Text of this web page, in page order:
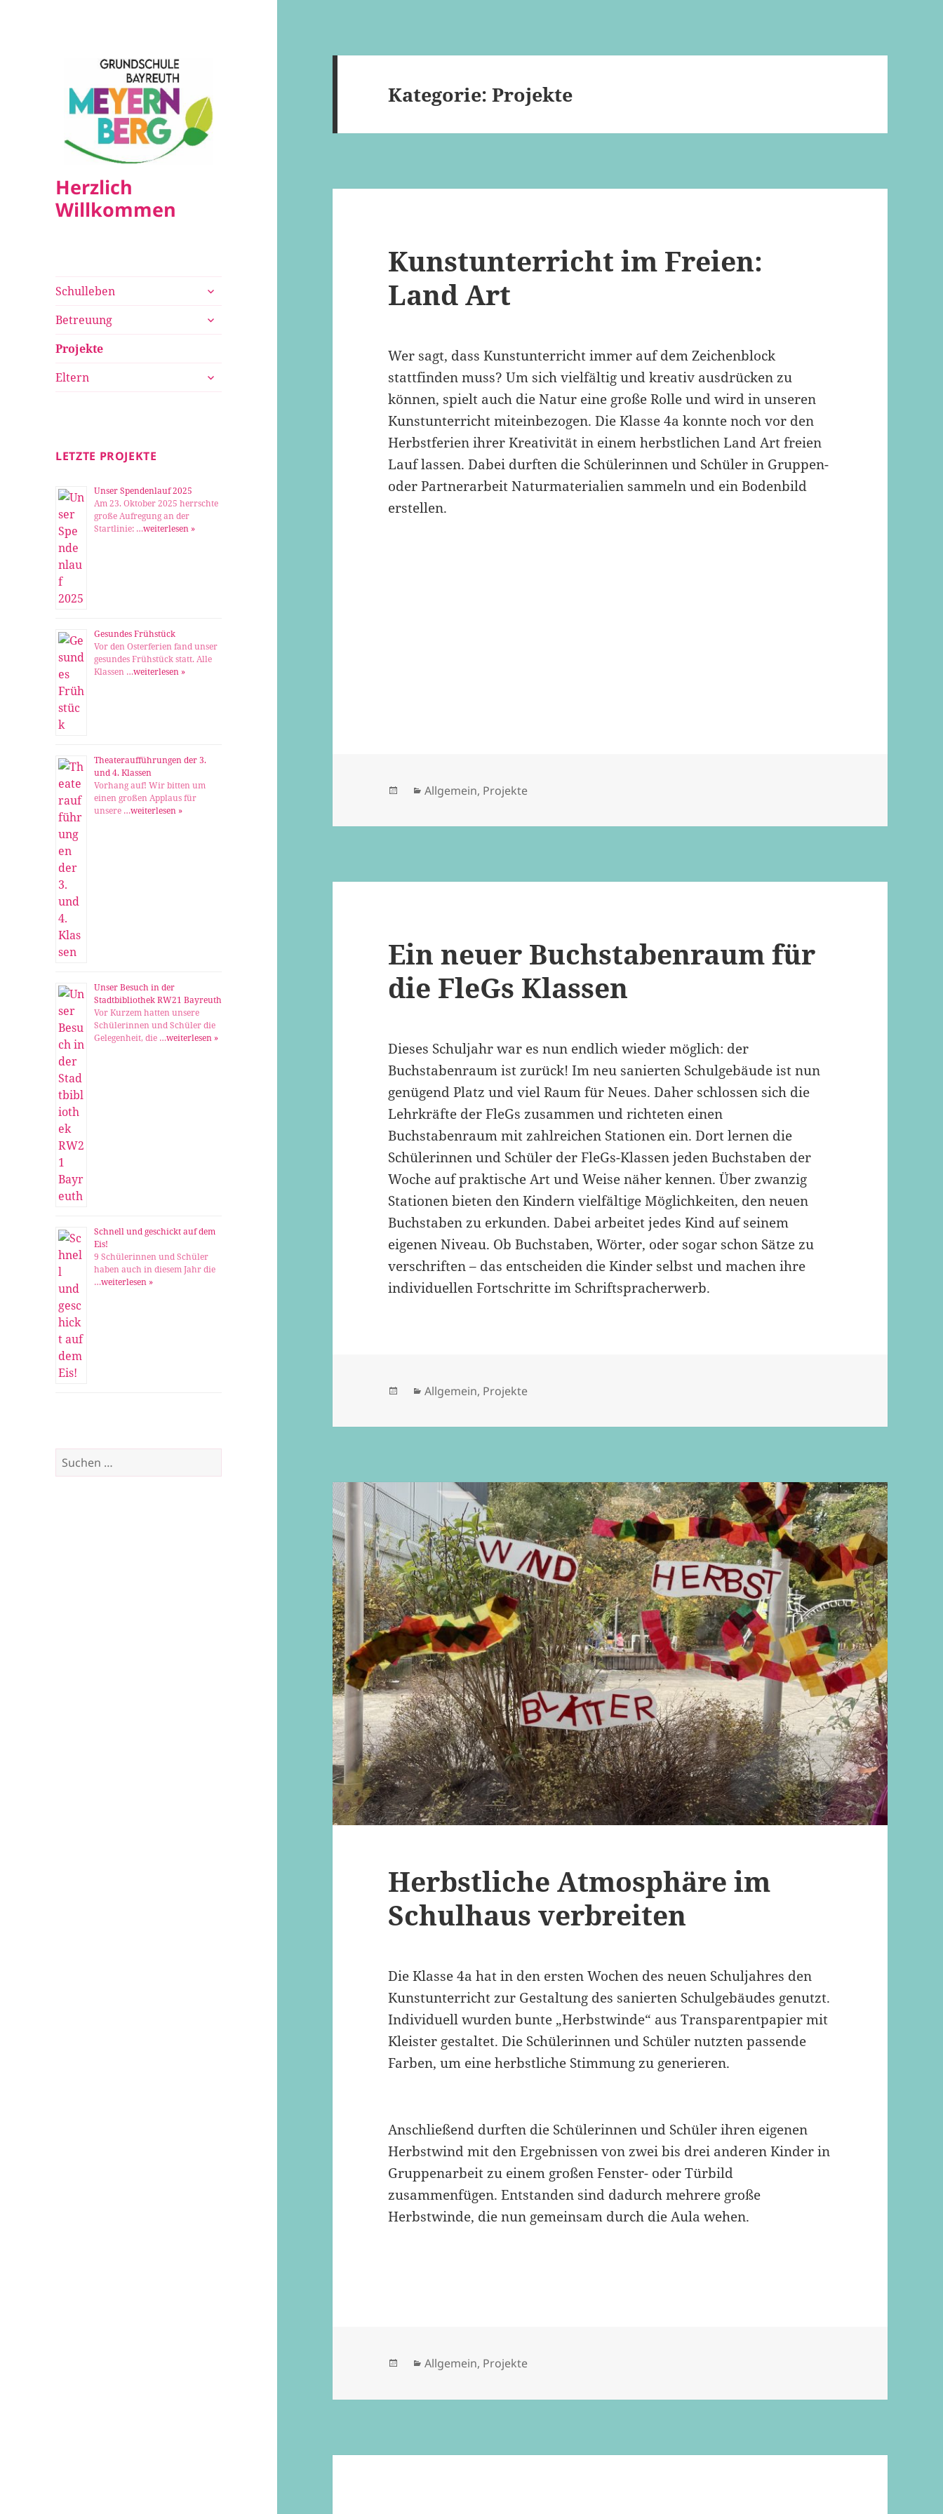
Herzlich
Willkommen
Schulleben
untermenü
Betreuung
untermenü
Projekte
Eltern
untermenü
LETZTE PROJEKTE
Unser Spendenlauf 2025
Am 23. Oktober 2025 herrschte
große Aufregung an der
Startlinie: …weiterlesen »
Gesundes Frühstück
Vor den Osterferien fand unser
gesundes Frühstück statt. Alle
Klassen …weiterlesen »
Theateraufführungen der 3.
und 4. Klassen
Vorhang auf! Wir bitten um
einen großen Applaus für
unsere …weiterlesen »
Unser Besuch in der
Stadtbibliothek RW21 Bayreuth
Vor Kurzem hatten unsere
Schülerinnen und Schüler die
Gelegenheit, die …weiterlesen »
Schnell und geschickt auf dem
Eis!
9 Schülerinnen und Schüler
haben auch in diesem Jahr die
…weiterlesen »
Suchen
nach:
Kategorie:Projekte
Kunstunterricht im Freien:
Land Art
Wer sagt, dass Kunstunterricht immer auf dem Zeichenblock
stattfinden muss? Um sich vielfältig und kreativ ausdrücken zu
können, spielt auch die Natur eine große Rolle und wird in unseren
Kunstunterricht miteinbezogen. Die Klasse 4a konnte noch vor den
Herbstferien ihrer Kreativität in einem herbstlichen Land Art freien
Lauf lassen. Dabei durften die Schülerinnen und Schüler in Gruppen-
oder Partnerarbeit Naturmaterialien sammeln und ein Bodenbild
erstellen.
Veröffentlicht
Kategorien
Allgemein, Projekte
Ein neuer Buchstabenraum für
die FleGs Klassen
Dieses Schuljahr war es nun endlich wieder möglich: der
Buchstabenraum ist zurück! Im neu sanierten Schulgebäude ist nun
genügend Platz und viel Raum für Neues. Daher schlossen sich die
Lehrkräfte der FleGs zusammen und richteten einen
Buchstabenraum mit zahlreichen Stationen ein. Dort lernen die
Schülerinnen und Schüler der FleGs-Klassen jeden Buchstaben der
Woche auf praktische Art und Weise näher kennen. Über zwanzig
Stationen bieten den Kindern vielfältige Möglichkeiten, den neuen
Buchstaben zu erkunden. Dabei arbeitet jedes Kind auf seinem
eigenen Niveau. Ob Buchstaben, Wörter, oder sogar schon Sätze zu
verschriften – das entscheiden die Kinder selbst und machen ihre
individuellen Fortschritte im Schriftspracherwerb.
Veröffentlicht
Kategorien
Allgemein, Projekte
Herbstliche Atmosphäre im
Schulhaus verbreiten
Die Klasse 4a hat in den ersten Wochen des neuen Schuljahres den
Kunstunterricht zur Gestaltung des sanierten Schulgebäudes genutzt.
Individuell wurden bunte „Herbstwinde“ aus Transparentpapier mit
Kleister gestaltet. Die Schülerinnen und Schüler nutzten passende
Farben, um eine herbstliche Stimmung zu generieren.
Anschließend durften die Schülerinnen und Schüler ihren eigenen
Herbstwind mit den Ergebnissen von zwei bis drei anderen Kinder in
Gruppenarbeit zu einem großen Fenster- oder Türbild
zusammenfügen. Entstanden sind dadurch mehrere große
Herbstwinde, die nun gemeinsam durch die Aula wehen.
Veröffentlicht
Kategorien
Allgemein, Projekte